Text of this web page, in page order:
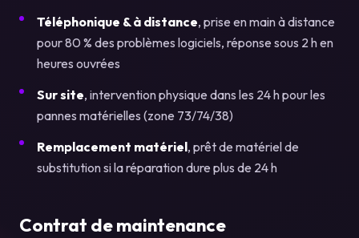
Téléphonique & à distance, prise en main à distance
pour 80 % des problèmes logiciels, réponse sous 2 h en
heures ouvrées
Sur site, intervention physique dans les 24 h pour les
pannes matérielles (zone 73/74/38)
Remplacement matériel, prêt de matériel de
substitution si la réparation dure plus de 24 h
Contrat de maintenance